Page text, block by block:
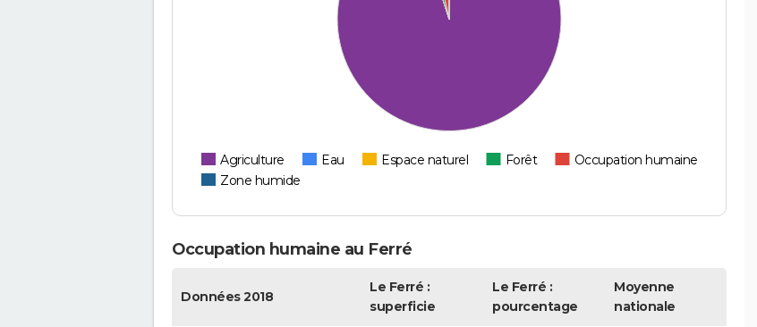
Agriculture Eau Espace naturel Forêt
Occupation humaine
Zone humide
Occupation humaine au Ferré
Données 2018
Le Ferré :
superficie
Le Ferré :
pourcentage
Moyenne
nationale